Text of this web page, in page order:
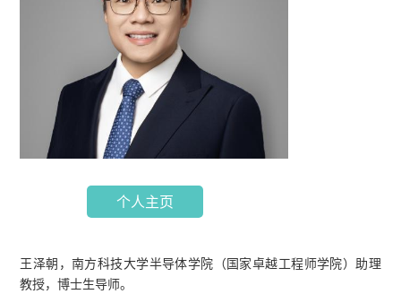
个人主页
王泽朝，南方科技大学半导体学院（国家卓越工程师学院）助理
教授，博士生导师。